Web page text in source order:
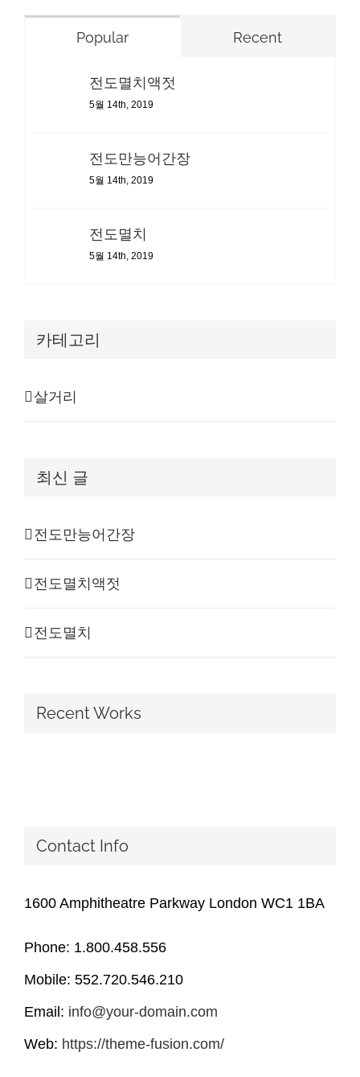
Popular Recent
전도멸치액젓
5월 14th, 2019
전도만능어간장
5월 14th, 2019
전도멸치
5월 14th, 2019
카테고리
살거리
최신 글
전도만능어간장
전도멸치액젓
전도멸치
Recent Works
Contact Info
1600 Amphitheatre Parkway London WC1 1BA
Phone: 1.800.458.556
Mobile: 552.720.546.210
Email: info@your-domain.com
Web: https://theme-fusion.com/